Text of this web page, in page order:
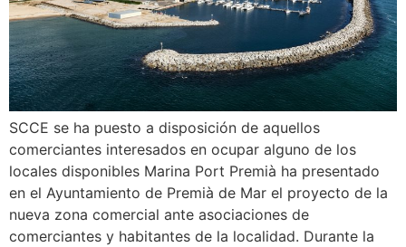
SCCE se ha puesto a disposición de aquellos
comerciantes interesados en ocupar alguno de los
locales disponibles Marina Port Premià ha presentado
en el Ayuntamiento de Premià de Mar el proyecto de la
nueva zona comercial ante asociaciones de
comerciantes y habitantes de la localidad. Durante la